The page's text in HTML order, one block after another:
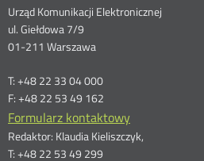
Dane
kontaktowe
Urząd Komunikacji Elektronicznej
ul. Giełdowa 7/9
01-211 Warszawa
T: +48 22 33 04 000
F: +48 22 53 49 162
Formularz kontaktowy
Redaktor: Klaudia Kieliszczyk,
T: +48 22 53 49 299